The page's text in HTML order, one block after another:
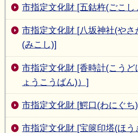
市指定文化財 [五鈷杵(ごこし
市指定文化財 [八坂神社(や
(みこし)]
市指定文化財 [香時計(こうど
ょうこうばん)）]
市指定文化財 [鰐口(わにぐち
市指定文化財 [宝篋印塔(ほう